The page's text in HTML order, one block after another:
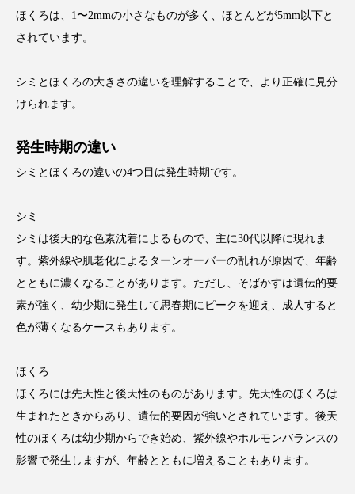
ほくろは、1〜2mmの小さなものが多く、ほとんどが5mm以下と
されています。
シミとほくろの大きさの違いを理解することで、より正確に見分
けられます。
発生時期の違い
シミとほくろの違いの4つ目は発生時期です。
シミ
シミは後天的な色素沈着によるもので、主に30代以降に現れま
す。紫外線や肌老化によるターンオーバーの乱れが原因で、年齢
とともに濃くなることがあります。ただし、そばかすは遺伝的要
素が強く、幼少期に発生して思春期にピークを迎え、成人すると
色が薄くなるケースもあります。
ほくろ
ほくろには先天性と後天性のものがあります。先天性のほくろは
生まれたときからあり、遺伝的要因が強いとされています。後天
性のほくろは幼少期からでき始め、紫外線やホルモンバランスの
影響で発生しますが、年齢とともに増えることもあります。